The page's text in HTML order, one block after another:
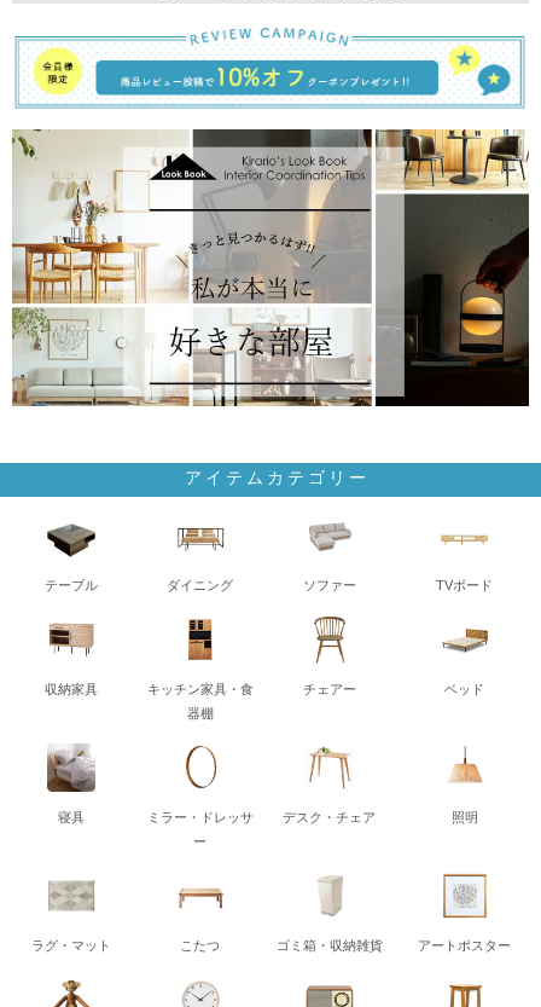
アイテムカテゴリー
テーブル ダイニング ソファー TVボード
収納家具
キッチン家具・食
器棚
チェアー ベッド
寝具
ミラー・ドレッサ
ー
デスク・チェア 照明
ラグ・マット こたつ ゴミ箱・収納雑貨 アートポスター